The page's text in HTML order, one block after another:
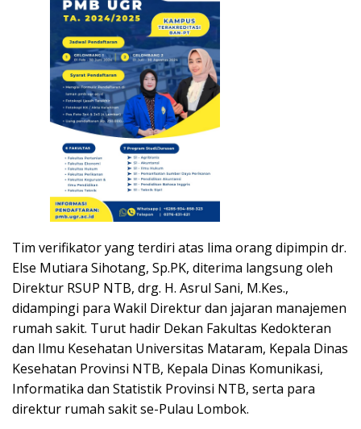
Tim verifikator yang terdiri atas lima orang dipimpin dr.
Else Mutiara Sihotang, Sp.PK, diterima langsung oleh
Direktur RSUP NTB, drg. H. Asrul Sani, M.Kes.,
didampingi para Wakil Direktur dan jajaran manajemen
rumah sakit. Turut hadir Dekan Fakultas Kedokteran
dan Ilmu Kesehatan Universitas Mataram, Kepala Dinas
Kesehatan Provinsi NTB, Kepala Dinas Komunikasi,
Informatika dan Statistik Provinsi NTB, serta para
direktur rumah sakit se-Pulau Lombok.